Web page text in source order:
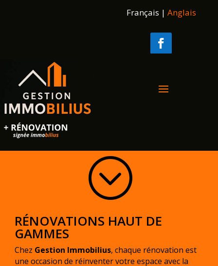
Français |Anglais
;
RÉNOVATIONS HAUT DE
GAMMES
Chez Gestion Immobilius, chaque rénovation est
une occasion de réinventer votre espace avec la